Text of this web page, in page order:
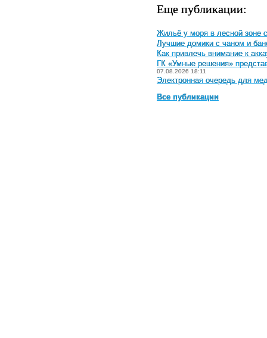
Еще публикации:
Жильё у моря в лесной зоне
Лучшие домики с чаном и
Как привлечь внимание к
ГК «Умные решения»
07.08.2026 18:11
Электронная очередь для
Все публикации